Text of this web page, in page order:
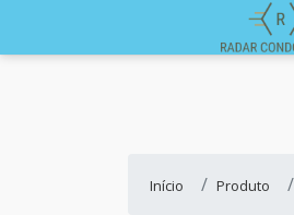
Início Produto